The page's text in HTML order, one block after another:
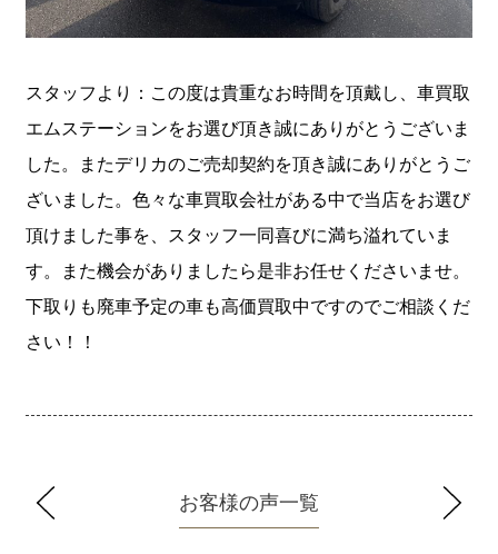
スタッフより：この度は貴重なお時間を頂戴し、車買取
エムステーションをお選び頂き誠にありがとうございま
した。またデリカのご売却契約を頂き誠にありがとうご
ざいました。色々な車買取会社がある中で当店をお選び
頂けました事を、スタッフ一同喜びに満ち溢れていま
す。また機会がありましたら是非お任せくださいませ。
下取りも廃車予定の車も高価買取中ですのでご相談くだ
さい！！
お客様の声一覧